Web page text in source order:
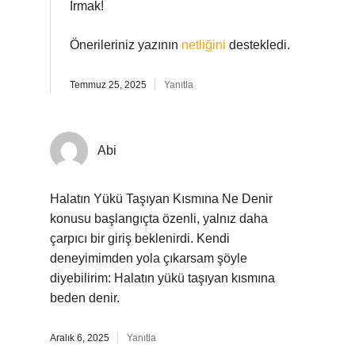
Irmak!
Önerileriniz yazının netliğini destekledi.
Temmuz 25, 2025 Yanıtla
Abi
Halatın Yükü Taşıyan Kısmına Ne Denir
konusu başlangıçta özenli, yalnız daha
çarpıcı bir giriş beklenirdi. Kendi
deneyimimden yola çıkarsam şöyle
diyebilirim: Halatın yükü taşıyan kısmına
beden denir.
Aralık 6, 2025 Yanıtla